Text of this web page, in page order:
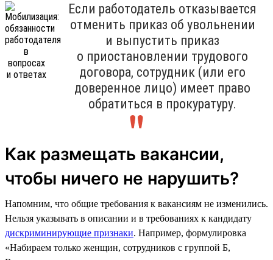
Если работодатель отказывается
отменить приказ об увольнении
и выпустить приказ
о приостановлении трудового
договора, сотрудник (или его
доверенное лицо) имеет право
обратиться в прокуратуру.
Как размещать вакансии,
чтобы ничего не нарушить?
Напомним, что общие требования к вакансиям не изменились.
Нельзя указывать в описании и в требованиях к кандидату
дискриминирующие признаки. Например, формулировка
«Набираем только женщин, сотрудников с группой Б,